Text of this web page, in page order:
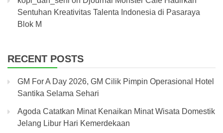
Sentuhan Kreativitas Talenta Indonesia di Pasaraya
Blok M
RECENT POSTS
GM For A Day 2026, GM Cilik Pimpin Operasional Hotel
Santika Selama Sehari
Agoda Catatkan Minat Kenaikan Minat Wisata Domestik
Jelang Libur Hari Kemerdekaan